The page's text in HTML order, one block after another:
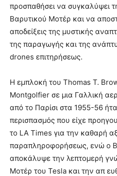
προσπαθήσει να συγκαλύψει
Βαρυτικού Μοτέρ και να
αποδείξεις της μυστικής
της παραγωγής και της
drones επιτηρήσεως.
Η εμπλοκή του Thomas T.
Montgolfier σε μια Γαλλική
από το Παρίσι στα 1955-56
περισπασμός που είχε
το LA Times για την καθαρή
παραπληροφορήσεως, ενώ ο
αποκάλυψε την λεπτομερή
Μοτέρ του Tesla και την απ